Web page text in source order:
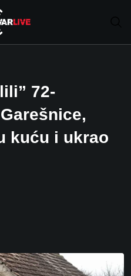
72-
kuću i ukrao